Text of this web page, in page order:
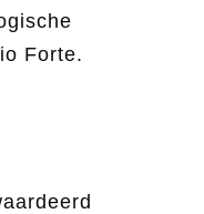
Forte.